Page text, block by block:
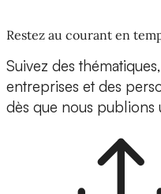
Restez au courant en
Suivez des
entreprises et des
dès que nous publions